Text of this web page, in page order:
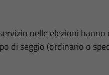
nelle elezioni
di seggio (ordinario o